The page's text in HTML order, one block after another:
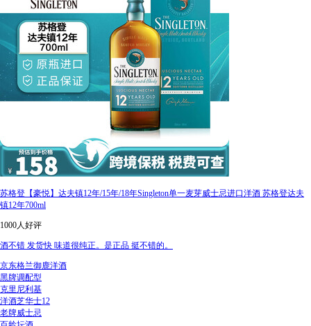
苏格登【豪悦】达夫镇12年/15年/18年Singleton单一麦芽威士忌进口洋酒 苏格登达夫
镇12年700ml
1000人好评
酒不错 发货快 味道很纯正。是正品 挺不错的。
京东格兰御鹿洋酒
黑牌调配型
克里尼利基
洋酒芝华士12
老牌威士忌